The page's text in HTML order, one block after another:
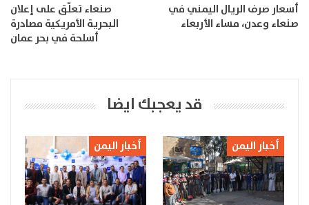
أسعار صرف الريال اليمني في
صنعاء وعدن، مساء الأربعاء
صنعاء تعلّق على إعلان
البحرية الأمريكية مصادرة
أسلحة في بحر عمان
قد يعجبك ايضا
أخبار اليمن أخبار اليمن